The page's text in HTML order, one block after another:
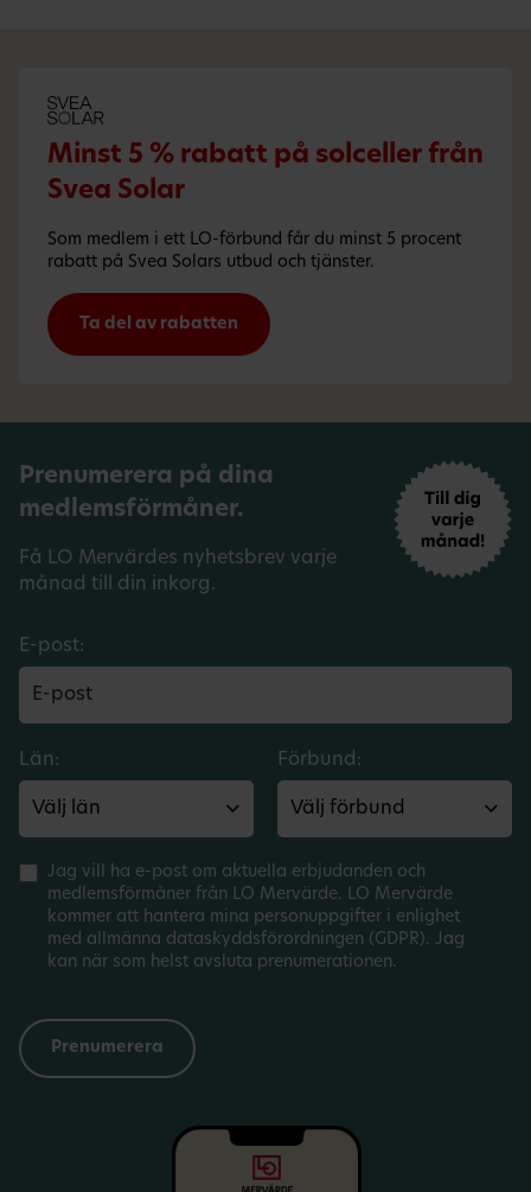
Minst 5 % rabatt på solceller från
Svea Solar
Som medlem i ett LO-förbund får du minst 5 procent
rabatt på Svea Solars utbud och tjänster.
Ta del av rabatten
Prenumerera på dina
medlemsförmåner.
Få LO Mervärdes nyhetsbrev varje
månad till din inkorg.
E-post:
Län: Förbund:
Jag vill ha e-post om aktuella erbjudanden och
medlemsförmåner från LO Mervärde. LO Mervärde
kommer att hantera mina personuppgifter i enlighet
med allmänna dataskyddsförordningen (GDPR). Jag
kan när som helst avsluta prenumerationen.